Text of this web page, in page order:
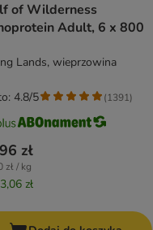
of Wilderness
Adult, 6 x 800
Lands, wieprzowina
zł
zł / kg
zł
4.8/5 (1391)